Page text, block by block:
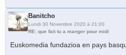
Banitcho
Lundi 30 Novembre 2020 à 21:00
RE: que fait tu a manger pour midi
Euskomedia fundazioa en pays